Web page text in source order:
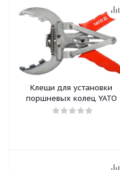
Клещи для установки
поршневых колец YATO